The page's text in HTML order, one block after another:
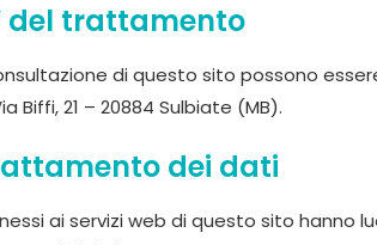
del trattamento
di questo sito possono
Biffi, 21 – 20884 Sulbiate (MB).
dei dati
ai servizi web di questo sito